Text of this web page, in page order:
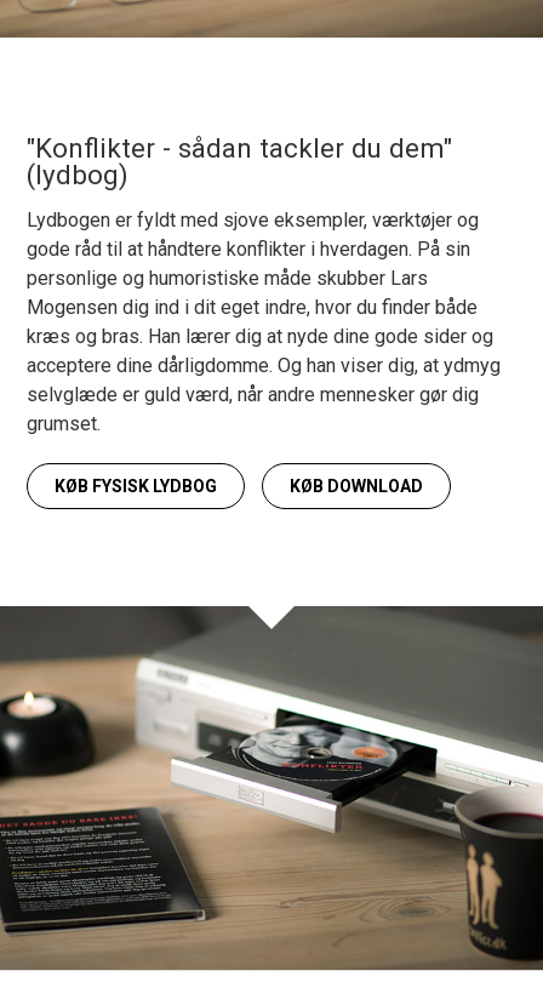
"Konflikter - sådan tackler du dem"
(lydbog)
Lydbogen er fyldt med sjove eksempler, værktøjer og
gode råd til at håndtere konflikter i hverdagen. På sin
personlige og humoristiske måde skubber Lars
Mogensen dig ind i dit eget indre, hvor du finder både
kræs og bras. Han lærer dig at nyde dine gode sider og
acceptere dine dårligdomme. Og han viser dig, at ydmyg
selvglæde er guld værd, når andre mennesker gør dig
grumset.
KØB FYSISK LYDBOG KØB DOWNLOAD